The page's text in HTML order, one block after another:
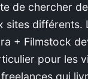
de chercher
sites différents.
+ Filmstock
pour les
qui